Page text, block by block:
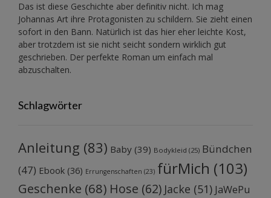
Das ist diese Geschichte aber definitiv nicht. Ich mag
Johannas Art ihre Protagonisten zu schildern. Sie zieht einen
sofort in den Bann. Natürlich ist das hier eher leichte Kost,
aber trotzdem ist sie nicht seicht sondern wirklich gut
geschrieben. Der perfekte Roman um einfach mal
abzuschalten.
Schlagwörter
Anleitung (83) Baby (39) Bodykleid (25) Bündchen
(47) Ebook (36) Errungenschaften (23) fürMich (103)
Geschenke (68) Hose (62) Jacke (51) JaWePu